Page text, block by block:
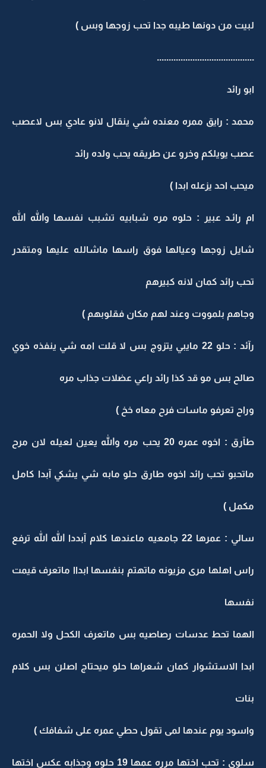
لبيت من دونها طيبه جدا تحب زوجها وبس )
.........................................
ابو رائد
محمد : رايق ممره معنده شي ينقال لانو عادي بس لاعصب
عصب يويلكم وخرو عن طريقه يحب ولده رائد
ميحب احد يزعله ابدا )
ام رائـد عبير : حلوه مره شبابيه تشبب نفسها والله الله
شايل زوجها وعيالها فوق راسها ماشالله عليها ومتقدر
تحب رائد كمان لانه كبيرهم
وجاهم بلمووت وعند لهم مكان فقلوبهم )
رآئد : حلو 22 مايبي يتزوج بس لا قلت امه شي ينفذه خوي
صالح بس مو قد كذا رائد راعي عضلات جذاب مره
وراح تعرفو ماسات فرح معاه خخ )
طآرق : اخوه عمره 20 يحب مره والله يعين لعيله لان مرح
ماتحبو تحب رائد اخوه طارق حلو مابه شي يشكي آبدا كامل
مكمل )
سالي : عمرها 22 جامعيه ماعندها كلام آبددا الله الله ترفع
راس اهلها مرى مزيونه ماتهتم بنفسها ابداا ماتعرف قيمت
نفسها
الهما تحط عدسات رصاصيه بس ماتعرف الكحل ولا الحمره
ابدا الاستشوار كمان شعراها حلو ميحتاج اصلن بس كلام
بنات
واسود يوم عندها لمى تقول حطي عمره على شفافك )
سلوى : تحب اختها مرره عمها 19 حلوه وجذابه عكس اختها